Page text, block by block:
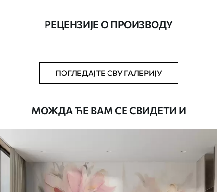
Тапета се може нежно очистити меким
сунђером. Позадине са завршном
водом.
Доступни материјали
Стандард
РЕЦЕНЗИЈЕ О ПРОИЗВОДУ
ПОГЛЕДАЈТЕ СВУ ГАЛЕРИЈУ
МОЖДА ЋЕ ВАМ СЕ СВИДЕТИ И